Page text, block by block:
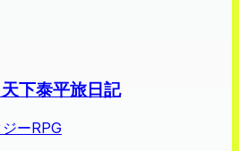
下泰平旅日記
ーRPG